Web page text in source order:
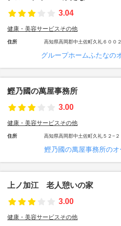
3.04
健康・美容サービスその他
住所 高知県高岡郡中土佐町久礼６００
グループホームふたなの
鰹乃國の萬屋事務所
3.00
健康・美容サービスその他
住所 高知県高岡郡中土佐町久礼５２−２
鰹乃國の萬屋事務所の
上ノ加江 老人憩いの家
3.00
健康・美容サービスその他